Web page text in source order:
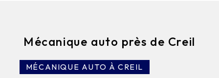
Mécanique auto près de Creil
MÉCANIQUE AUTO À CREIL